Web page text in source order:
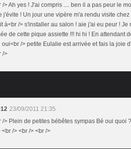
/> Ah yes ! J'ai compris .... ben il a pas peur le
j'évite ! Un jour une vipère m'a rendu visite
à<br /> s'installer au salon ! aie j'ai eu peur !
de cette pique assiette !!! hi hi ! En attendant
oui<br /> petite Eulalie est arrivée et fais la joie
/>
23/09/2011 21:35
/> Plein de petites bébêtes sympas Bé oui quoi
<br /> <br /> <br />